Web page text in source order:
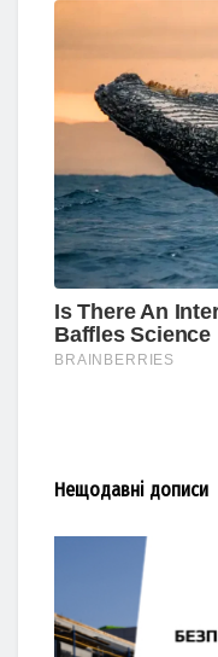
Нещодавні дописи